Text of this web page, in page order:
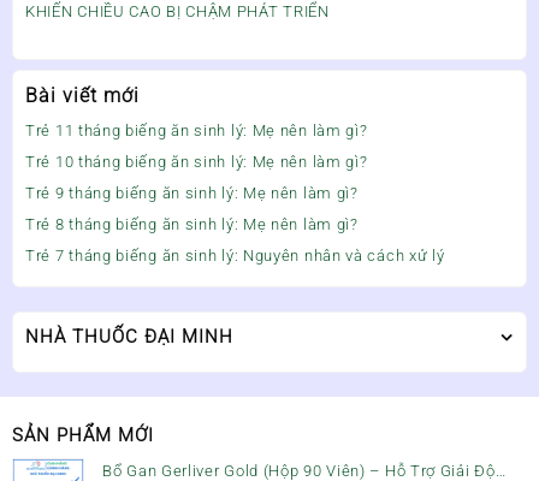
KHIẾN CHIỀU CAO BỊ CHẬM PHÁT TRIỂN
Bài viết mới
Trẻ 11 tháng biếng ăn sinh lý: Mẹ nên làm gì?
Trẻ 10 tháng biếng ăn sinh lý: Mẹ nên làm gì?
Trẻ 9 tháng biếng ăn sinh lý: Mẹ nên làm gì?
Trẻ 8 tháng biếng ăn sinh lý: Mẹ nên làm gì?
Trẻ 7 tháng biếng ăn sinh lý: Nguyên nhân và cách xử lý
NHÀ THUỐC ĐẠI MINH
SẢN PHẨM MỚI
Bổ Gan Gerliver Gold (Hộp 90 Viên) – Hỗ Trợ Giải Độc